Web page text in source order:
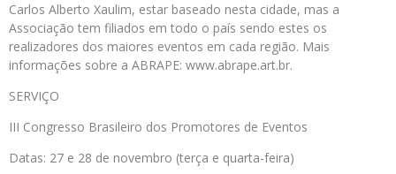
Carlos Alberto Xaulim, estar baseado nesta cidade, mas a
Associação tem filiados em todo o país sendo estes os
realizadores dos maiores eventos em cada região. Mais
informações sobre a ABRAPE: www.abrape.art.br.
SERVIÇO
III Congresso Brasileiro dos Promotores de Eventos
Datas: 27 e 28 de novembro (terça e quarta-feira)